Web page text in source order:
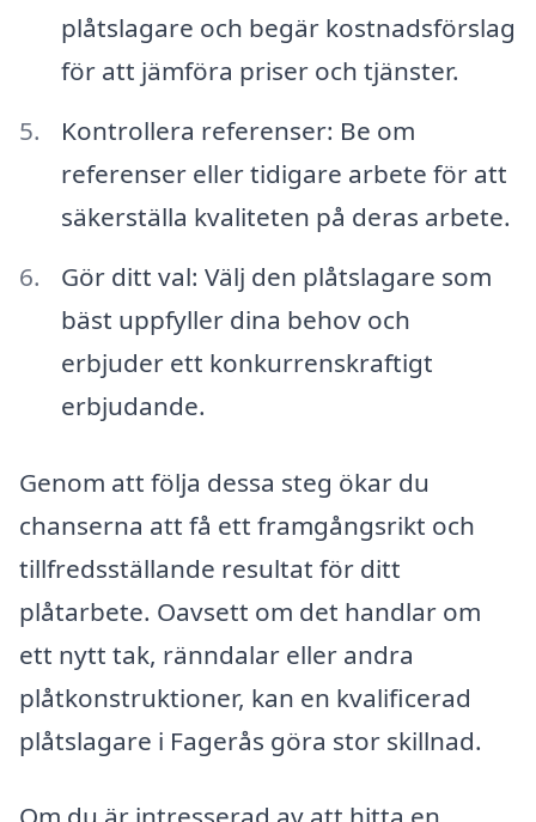
plåtslagare och begär kostnadsförslag
för att jämföra priser och tjänster.
Kontrollera referenser: Be om
referenser eller tidigare arbete för att
säkerställa kvaliteten på deras arbete.
Gör ditt val: Välj den plåtslagare som
bäst uppfyller dina behov och
erbjuder ett konkurrenskraftigt
erbjudande.
Genom att följa dessa steg ökar du
chanserna att få ett framgångsrikt och
tillfredsställande resultat för ditt
plåtarbete. Oavsett om det handlar om
ett nytt tak, ränndalar eller andra
plåtkonstruktioner, kan en kvalificerad
plåtslagare i Fagerås göra stor skillnad.